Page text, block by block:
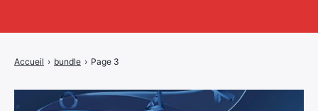
Accueil › bundle › Page 3